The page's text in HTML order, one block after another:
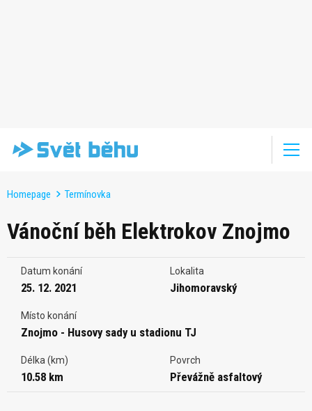
Homepage Termínovka
Vánoční běh Elektrokov Znojmo
Datum konání
25. 12. 2021
Lokalita
Jihomoravský
Místo konání
Znojmo - Husovy sady u stadionu TJ
Délka (km)
10.58 km
Povrch
Převážně asfaltový